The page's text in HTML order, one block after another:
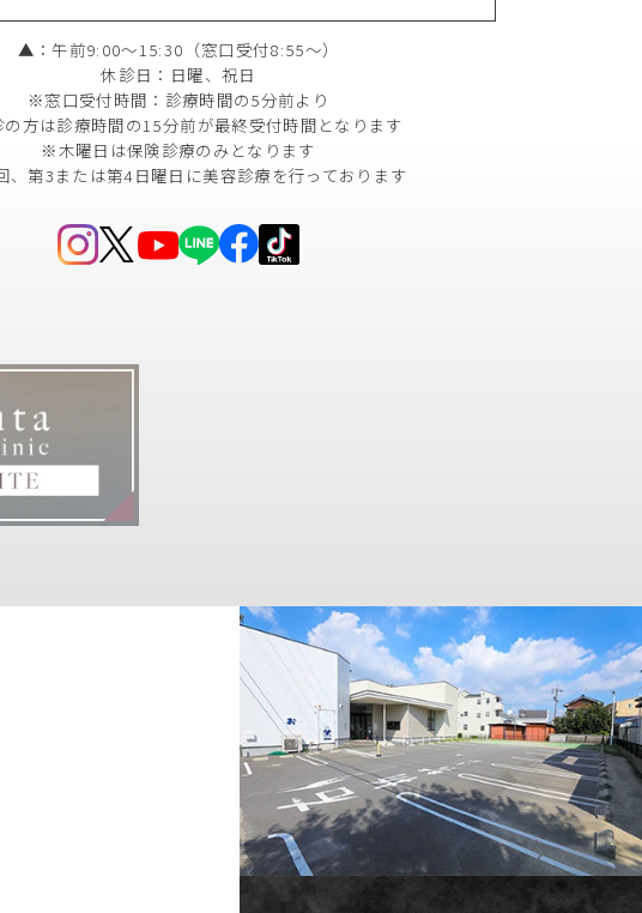
▲：午前9:00～15:30 （窓口受付8:55～）
休診日：日曜、祝日
※窓口受付時間：診療時間の5分前より
方は診療時間の15分前が最終受付時間となります
※木曜日は保険診療のみとなります
、第3または第4日曜日に美容診療を行っております